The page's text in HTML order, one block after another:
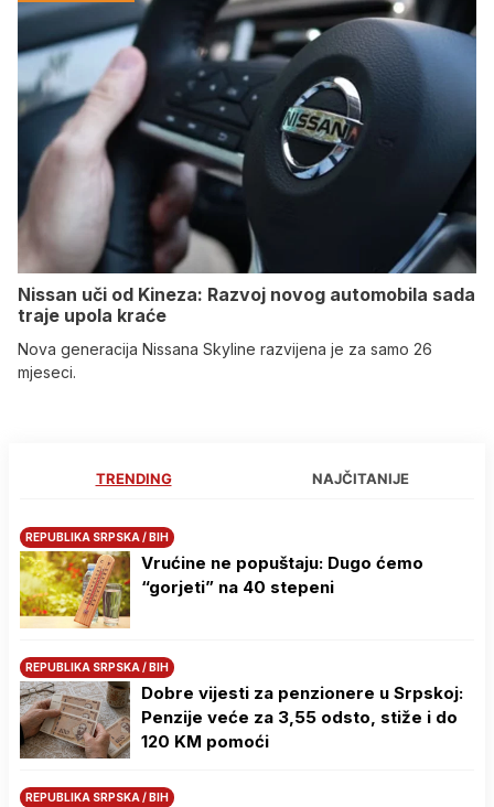
Nissan uči od Kineza: Razvoj novog automobila sada
traje upola kraće
Nova generacija Nissana Skyline razvijena je za samo 26
mjeseci.
TRENDING NAJČITANIJE
REPUBLIKA SRPSKA / BIH
Vrućine ne popuštaju: Dugo ćemo
“gorjeti” na 40 stepeni
REPUBLIKA SRPSKA / BIH
Dobre vijesti za penzionere u Srpskoj:
Penzije veće za 3,55 odsto, stiže i do
120 KM pomoći
REPUBLIKA SRPSKA / BIH